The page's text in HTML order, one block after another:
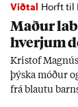
Viðtal Horft til
Mað­ur
hverj­um
Kri­stof
þýska móð­ur
frá blautu